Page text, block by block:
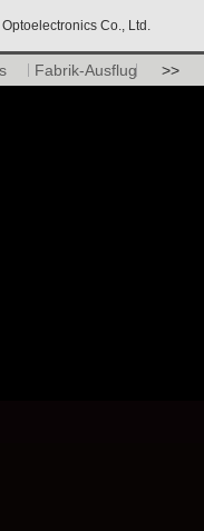
Co., Ltd.
Fabrik-Ausflug >>